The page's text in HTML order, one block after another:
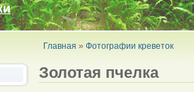
Главная » Фотографии креветок
Золотая пчелка